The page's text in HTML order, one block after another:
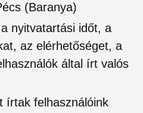
(Baranya)
nyitvatartási időt, a
az elérhetőséget, a
által írt valós
írtak felhasználóink